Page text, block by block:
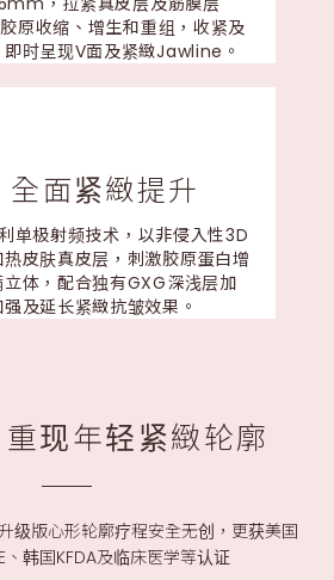
原收缩、增生和重组，收紧及
时呈现V面及紧緻Jawline。
面紧緻提升
单极射频技术，以非侵入性3D
皮肤真皮层，刺激胶原蛋白增
体，配合独有GXG深浅层加
及延长紧緻抗皱效果。
现年轻紧緻轮廓
级版心形轮廓疗程安全无创，更获美国
、韩国KFDA及临床医学等认证